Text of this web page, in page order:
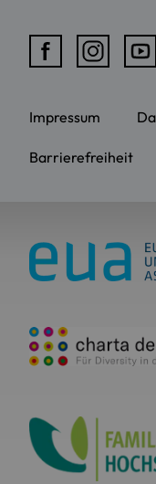
Impressum
Barrierefreiheit